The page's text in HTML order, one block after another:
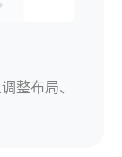
整布局、